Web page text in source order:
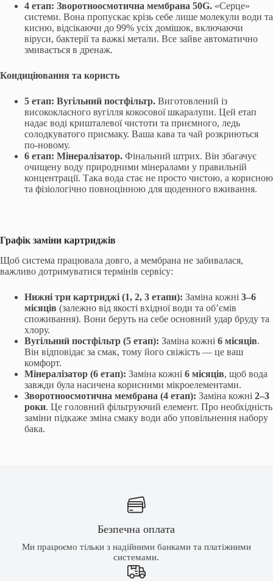
4 етап: Зворотноосмотична мембрана 50G. «Серце»
системи. Вона пропускає крізь себе лише молекули води та
кисню, відсікаючи до 99% усіх домішок, включаючи
віруси, бактерії та важкі метали. Все зайве автоматично
змивається в дренаж.
Кондиціювання та користь
5 етап: Вугільний постфільтр. Виготовлений із
висококласного вугілля кокосової шкаралупи. Цей етап
надає воді кришталевої чистоти та приємного, ледь
солодкуватого присмаку. Ваша кава та чай розкриються
по-новому.
6 етап: Мінералізатор. Фінальний штрих. Він збагачує
очищену воду природними мінералами у правильній
концентрації. Така вода стає не просто чистою, а корисною
та фізіологічно повноцінною для щоденного вживання.
Графік заміни картриджів
Щоб система працювала довго, а мембрана не забивалася,
важливо дотримуватися термінів сервісу:
Нижні три картриджі (1, 2, 3 етапи): Заміна кожні 3–6
місяців (залежно від якості вхідної води та об’ємів
споживання). Вони беруть на себе основний удар бруду та
хлору.
Вугільний постфільтр (5 етап): Заміна кожні 6 місяців.
Він відповідає за смак, тому його свіжість — це ваш
комфорт.
Мінералізатор (6 етап): Заміна кожні 6 місяців, щоб вода
завжди була насичена корисними мікроелементами.
Зворотноосмотична мембрана (4 етап): Заміна кожні 2–3
роки. Це головний фільтруючий елемент. Про необхідність
заміни підкаже зміна смаку води або уповільнення набору
бака.
Безпечна оплата
Ми працюємо тільки з надійними банками та платіжними
системами.